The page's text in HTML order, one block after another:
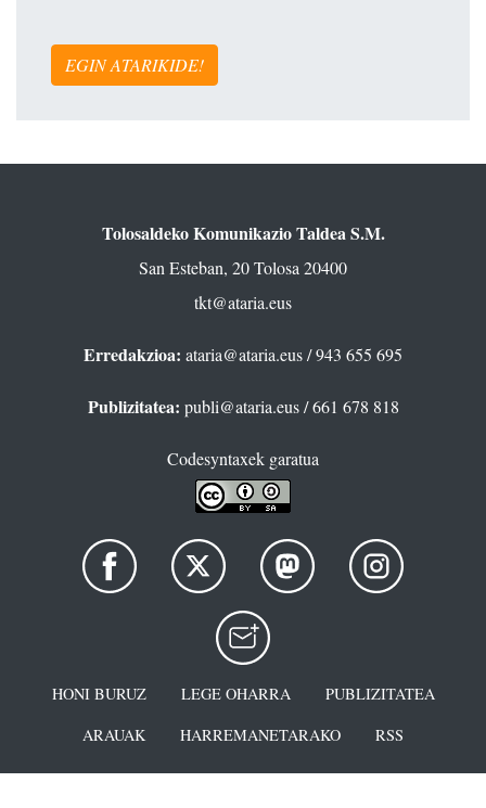
EGIN ATARIKIDE!
Tolosaldeko Komunikazio Taldea S.M.
San Esteban, 20 Tolosa 20400
tkt@ataria.eus
Erredakzioa: ataria@ataria.eus/ 943 655 695
Publizitatea: publi@ataria.eus/ 661 678 818
Codesyntaxek garatua
HONI BURUZ LEGE OHARRA
PUBLIZITATEA
ARAUAK
HARREMANETARAKO RSS